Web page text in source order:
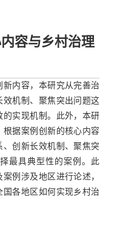
容与乡村治理
内容，本研究从完善治
机制、聚焦突出问题这
的实现机制。此外，本研
根据案例创新的核心内容
创新长效机制、聚焦突
最具典型性的案例。此
例涉及地区进行论述，
各地区如何实现乡村治